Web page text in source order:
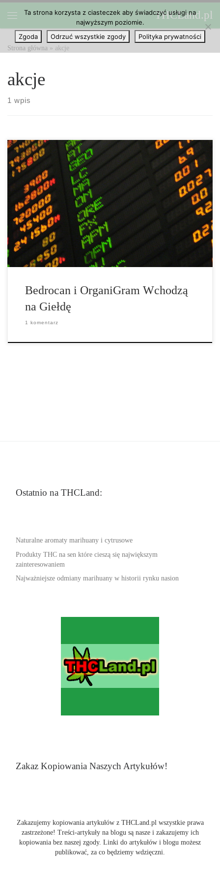
Przejdź do treści THCLand.pl
Strona główna » akcje
akcje
1 wpis
Dwóch kanadyjskich producentów marihuany weszło na giełdę w
Toronto. Bedrocan i OrganiGram są wśród 13 firm z licencją do
uprawy i sprzedaży marihuany w Kanadzie. Obie zarobiły miliony
od prywatnych inwestorów, ale mają nadzieję na więcej dzięki
ofercie publicznej. Bedrocan […]
Bedrocan i OrganiGram Wchodzą
na Giełdę
1 komentarz
Ostatnio na THCLand:
Naturalne aromaty marihuany i cytrusowe
Produkty THC na sen które cieszą się największym
zainteresowaniem
Najważniejsze odmiany marihuany w historii rynku nasion
Zakaz Kopiowania Naszych Artykułów!
Zakazujemy kopiowania artykułów z THCLand.pl wszystkie prawa
zastrzeżone! Treści-artykuły na blogu są nasze i zakazujemy ich
kopiowania bez naszej zgody. Linki do artykułów i blogu możesz
publikować, za co będziemy wdzięczni.
Ta strona korzysta z ciasteczek aby świadczyć usługi na
najwyższym poziomie.
Zgoda
Odrzuć wszystkie zgody Polityka prywatności